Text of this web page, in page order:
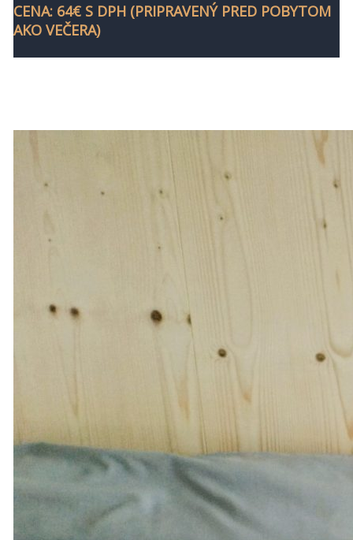
CENA: 64€ S DPH (PRIPRAVENÝ PRED POBYTOM
AKO VEČERA)